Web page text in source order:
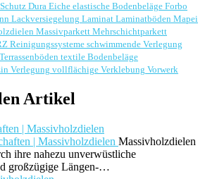
Dura Eiche elastische Bodenbeläge Forbo
Lackversiegelung Laminat Laminatböden Mapei
Massivparkett Mehrschichtparkett
Reinigungssysteme schwimmende Verlegung
Terrassenböden textile Bodenbeläge
Verlegung vollflächige Verklebung Vorwerk
Artikel
| Massivholzdielen
Massivholzdielen
ihre nahezu unverwüstliche
großzügige Längen-…